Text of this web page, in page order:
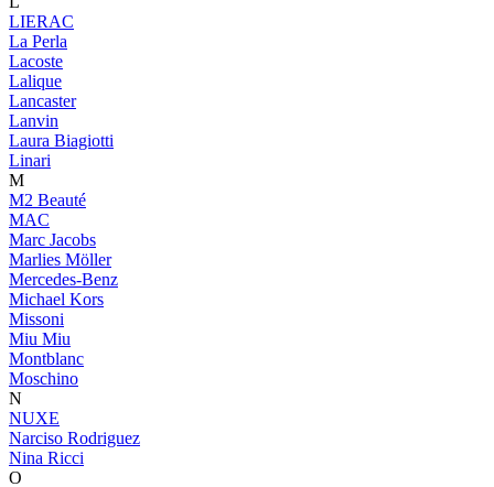
LIERAC
La Perla
Lacoste
Lalique
Lancaster
Lanvin
Laura Biagiotti
Linari
M
M2 Beauté
MAC
Marc Jacobs
Marlies Möller
Mercedes-Benz
Michael Kors
Missoni
Miu Miu
Montblanc
Moschino
N
NUXE
Narciso Rodriguez
Nina Ricci
O